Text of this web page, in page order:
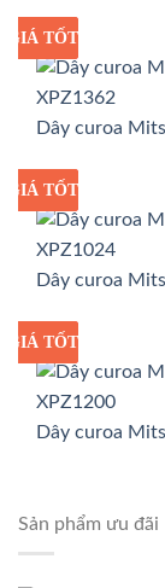
GIÁ SỈ
GIÁ TỐT
Dây curoa
GIÁ SỈ
GIÁ TỐT
Dây curoa
GIÁ SỈ
GIÁ TỐT
Dây curoa
Sản phẩm ưu đãi